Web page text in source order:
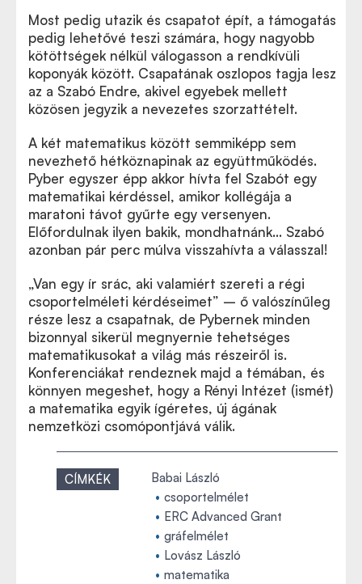
Most pedig utazik és csapatot épít, a támogatás
pedig lehetővé teszi számára, hogy nagyobb
kötöttségek nélkül válogasson a rendkívüli
koponyák között. Csapatának oszlopos tagja lesz
az a Szabó Endre, akivel egyebek mellett
közösen jegyzik a nevezetes szorzattételt.
A két matematikus között semmiképp sem
nevezhető hétköznapinak az együttműködés.
Pyber egyszer épp akkor hívta fel Szabót egy
matematikai kérdéssel, amikor kollégája a
maratoni távot gyűrte egy versenyen.
Előfordulnak ilyen bakik, mondhatnánk… Szabó
azonban pár perc múlva visszahívta a válasszal!
„Van egy ír srác, aki valamiért szereti a régi
csoportelméleti kérdéseimet” – ő valószínűleg
része lesz a csapatnak, de Pybernek minden
bizonnyal sikerül megnyernie tehetséges
matematikusokat a világ más részeiről is.
Konferenciákat rendeznek majd a témában, és
könnyen megeshet, hogy a Rényi Intézet (ismét)
a matematika egyik ígéretes, új ágának
nemzetközi csomópontjává válik.
CÍMKÉK
Babai László
csoportelmélet
ERC Advanced Grant
gráfelmélet
Lovász László
matematika